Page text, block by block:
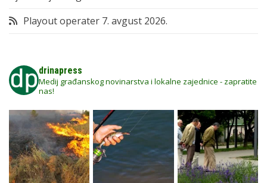
Playout operater 7. avgust 2026.
drinapress
Medij građanskog novinarstva i lokalne zajednice - zapratite
nas!